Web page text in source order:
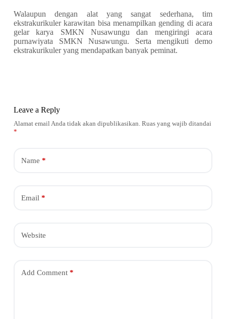
Walaupun dengan alat yang sangat sederhana, tim
ekstrakurikuler karawitan bisa menampilkan gending di acara
gelar karya SMKN Nusawungu dan mengiringi acara
purnawiyata SMKN Nusawungu. Serta mengikuti demo
ekstrakurikuler yang mendapatkan banyak peminat.
Leave a Reply
Alamat email Anda tidak akan dipublikasikan. Ruas yang wajib ditandai
*
Name *
Email *
Website
Add Comment*